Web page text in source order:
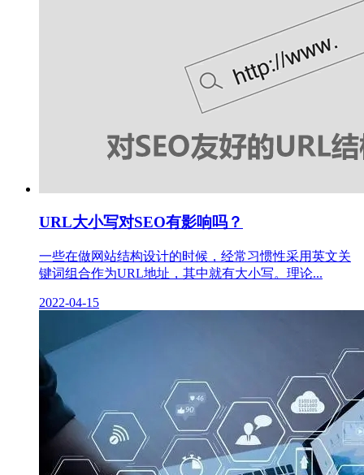
URL大小写对SEO有影响吗？
一些在做网站结构设计的时候，经常习惯性采用英文关
键词组合作为URL地址，其中就有大小写。理论...
2022-04-15